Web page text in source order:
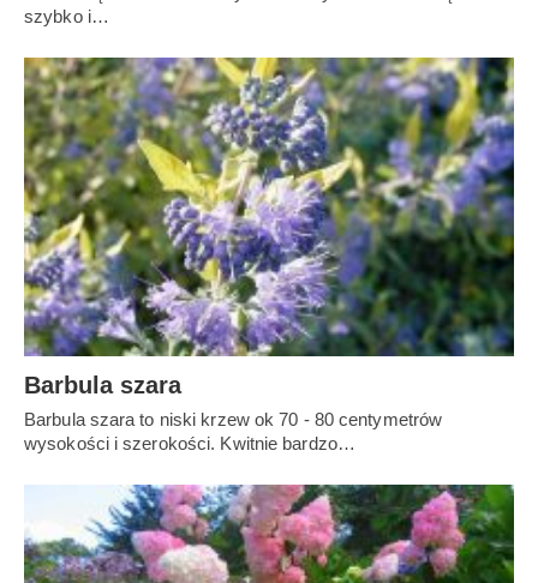
szybko i…
Barbula szara
Barbula szara to niski krzew ok 70 - 80 centymetrów
wysokości i szerokości. Kwitnie bardzo…